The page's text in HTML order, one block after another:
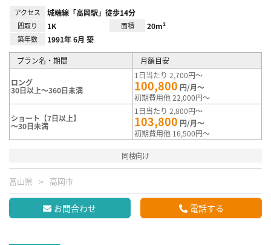
アクセス 城端線「高岡駅」徒歩14分
間取り 1K 面積 20m²
築年数 1991年 6月 築
プラン名・期間 月額目安
ロング
30日以上～360日未満
1日当たり 2,700円～
100,800 円/月～
初期費用他 22,000円～
ショート【7日以上】
～30日未満
1日当たり 2,800円～
103,800 円/月～
初期費用他 16,500円～
同棲向け
富山県 高岡市
お問合わせ 電話する